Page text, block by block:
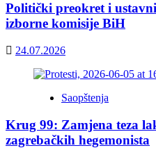
Politički preokret i
izborne komisije BiH
24.07.2026
Saopštenja
Krug 99: Zamjena teza
zagrebačkih hegemonista